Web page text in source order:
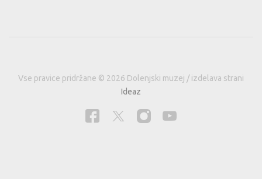
Vse pravice pridržane © 2026 Dolenjski muzej / izdelava strani
Ideaz